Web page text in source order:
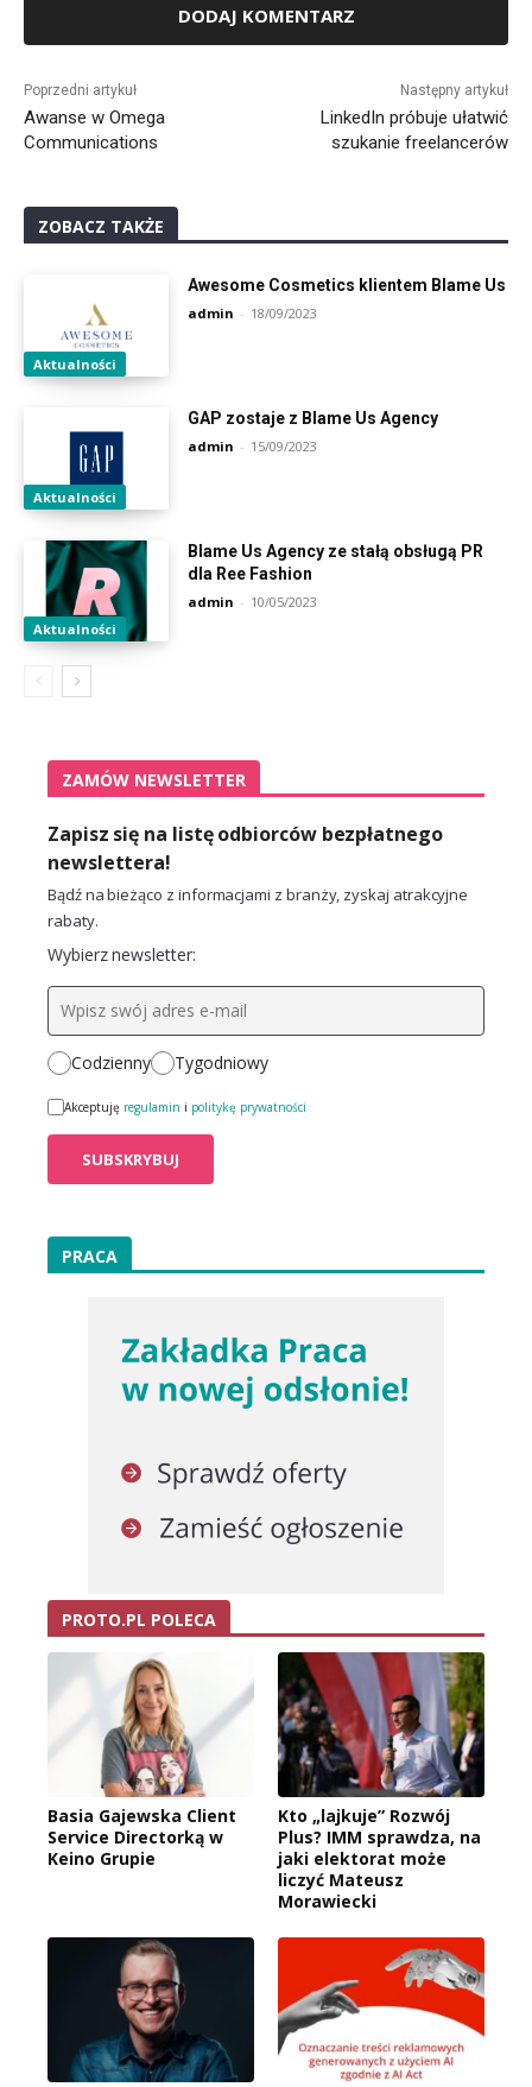
Poprzedni artykuł
Awanse w Omega
Communications
Następny artykuł
LinkedIn próbuje ułatwić
szukanie freelancerów
ZOBACZ TAKŻE
Aktualności
Awesome Cosmetics klientem Blame Us
admin - 18/09/2023
Aktualności
GAP zostaje z Blame Us Agency
admin - 15/09/2023
Aktualności
Blame Us Agency ze stałą obsługą PR
dla Ree Fashion
admin - 10/05/2023
ZAMÓW NEWSLETTER
Zapisz się na listę odbiorców bezpłatnego
newslettera!
Bądź na bieżąco z informacjami z branży, zyskaj atrakcyjne
rabaty.
Wybierz newsletter:
Codzienny Tygodniowy
Akceptuję regulamin i politykę prywatności
PRACA
PROTO.PL POLECA
Basia Gajewska Client
Service Directorką w
Keino Grupie
Kto „lajkuje” Rozwój
Plus? IMM sprawdza, na
jaki elektorat może
liczyć Mateusz
Morawiecki